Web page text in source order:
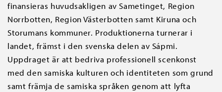
finansieras huvudsakligen av Sametinget, Region
Norrbotten, Region Västerbotten samt Kiruna och
Storumans kommuner. Produktionerna turnerar i
landet, främst i den svenska delen av Sápmi.
Uppdraget är att bedriva professionell scenkonst
med den samiska kulturen och identiteten som grund
samt främja de samiska språken genom att lyfta